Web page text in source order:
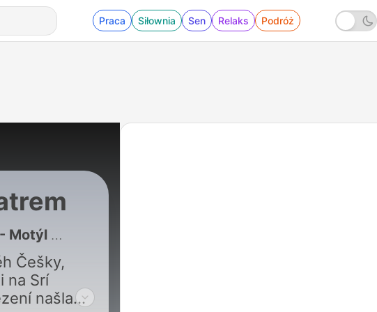
Praca Siłownia Sen Relaks Podróż
- Dvakrát jsem málem umřel. Heroin byl náručí, kterou jsem potřeboval
Češky,
na Srí
našla